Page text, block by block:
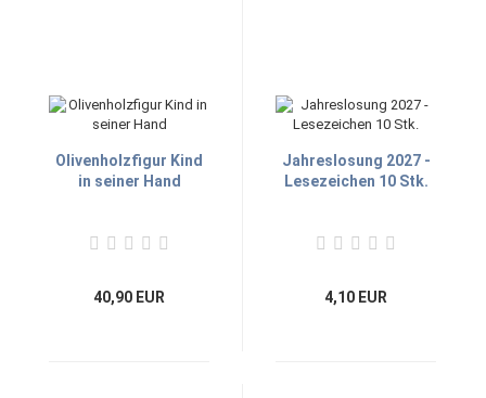
Olivenholzfigur Kind
in seiner Hand
40,90 EUR
Jahreslosung 2027 -
Lesezeichen 10 Stk.
4,10 EUR